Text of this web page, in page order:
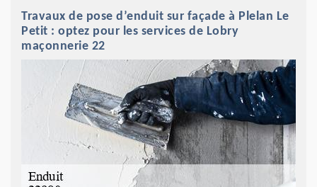
Travaux de pose d’enduit sur façade à Plelan Le
Petit : optez pour les services de Lobry
maçonnerie 22